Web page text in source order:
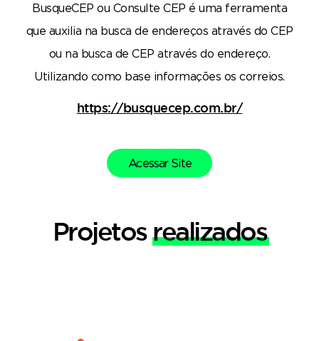
BusqueCEP ou Consulte CEP é uma ferramenta
que auxilia na busca de endereços através do CEP
ou na busca de CEP através do endereço.
Utilizando como base informações os correios.
https://busquecep.com.br/
Acessar Site
Projetosrealizados